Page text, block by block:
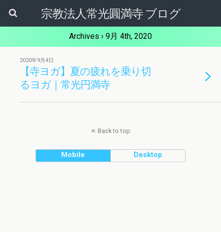
宗教法人常光圓満寺 ブログ
Archives › 9月 4th, 2020
2020年9月4日
【寺ヨガ】夏の疲れを乗り切
るヨガ｜常光円満寺
Back to top
Mobile Desktop